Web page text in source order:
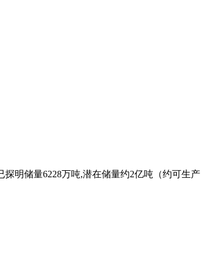
明储量6228万吨,潜在储量约2亿吨（约可生产